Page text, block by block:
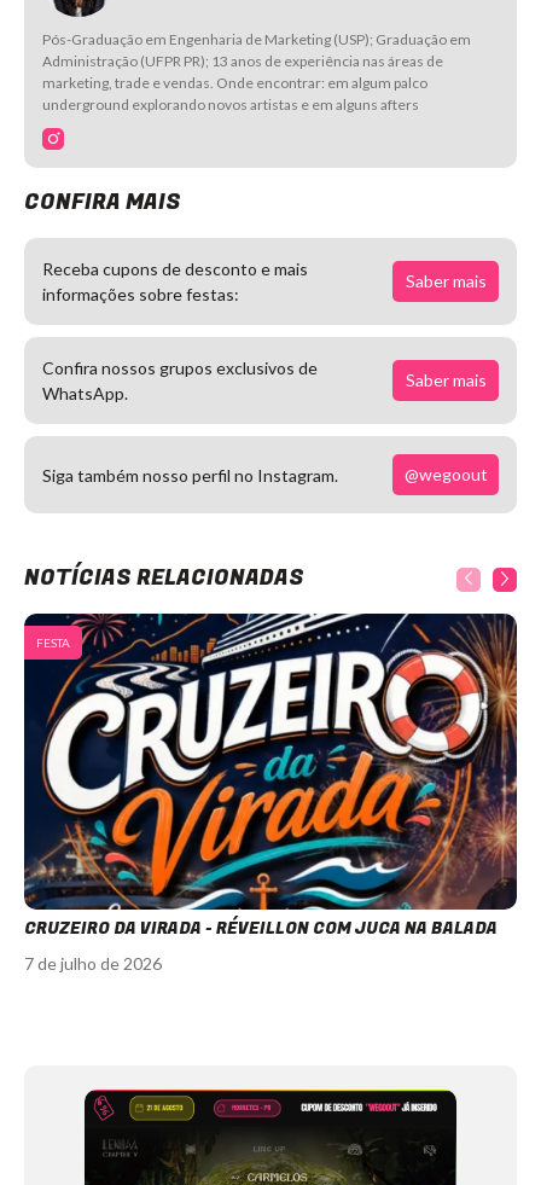
Pós-Graduação em Engenharia de Marketing (USP); Graduação em
Administração (UFPR PR); 13 anos de experiência nas áreas de
marketing, trade e vendas. Onde encontrar: em algum palco
underground explorando novos artistas e em alguns afters
CONFIRA MAIS
Receba cupons de desconto e mais
informações sobre festas:
Saber mais
Confira nossos grupos exclusivos de
WhatsApp.
Saber mais
Siga também nosso perfil no Instagram. @wegoout
NOTÍCIAS RELACIONADAS
FESTA
CRUZEIRO DA VIRADA - RÉVEILLON COM JUCA NA BALADA
7 de julho de 2026